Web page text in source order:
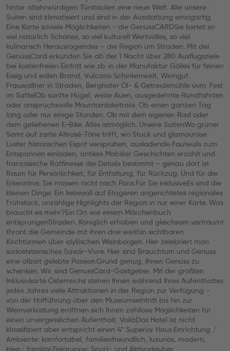
hinter altehrwürdigen Türstöcken eine neue Welt. Alle unsere
Suiten sind klimatisiert und sind in der Ausstattung einzigartig.
Eine Karte soviele Möglichkeiten - die GenussCARDSie bietet so
viel natürlich Schönes, so viel kulturell Wertvolles, so viel
kulinarisch Herausragendes – die Region um Straden. Mit der
GenussCard erkunden Sie ab der 1 Nacht über 280 Ausflugsziele
bei kostenfreien Eintritt wie zb. in der Manufaktur Gölles für feinen
Essig und edlen Brand, Vulcano Schinkenwelt, Weingut
Frauwallner in Straden, Berghofer Öl- & Getreidemühle uvm. Fest
im SattelOb sanfte Hügel, weite Auen, ausgedehnte Rundfahrten
oder anspruchsvolle Mountainbiketrails. Ob einen ganzen Tag
lang oder nur einige Stunden. Ob mit dem eigenen Rad oder
dem geliehenen E-Bike. Alles istmöglich. Unsere SuitenWo grüner
Samt auf zarte Altrosé-Töne trifft, wo Stuck und glamouröse
Luster historischen Esprit versprühen, ausladende Fauteuils zum
Entspannen einladen, antikes Mobiliar Geschichten erzählt und
französische Raffinesse die Details bestimmt – genau dort ist
Raum für Persönlichkeit, für Entfaltung, für Rückzug. Und für die
Erkenntnis: Sie müssen nicht nach Paris.Für Sie inklusiveEs sind die
kleinen Dinge: Ein liebevoll auf Etageren angerichtetes regionales
Frühstück, unzählige Highlights der Region in nur einer Karte. Was
braucht es mehr?Ein Ort wie einem Märchenbuch
entsprungenStraden. Königlich erhaben und gleichsam verträumt
thront die Gemeinde mit ihren drei weithin sichtbaren
Kirchtürmen über idyllischen Weinbergen. Hier zelebriert man
südoststeirisches Savoir-Vivre. Hier sind Brauchtum und Genuss
eine allzeit gelebte Passion.Grund genug, Ihnen Genuss zu
schenken. Wir sind GenussCard-Gastgeber. Mit der größten
Inklusivkarte Österreichs stehen Ihnen während Ihres Aufenthaltes
jedes Jahres viele Attraktionen in der Region zur Verfügung –
von der Hofführung über den Museumseintritt bis hin zur
Weinverkostung eröffnen sich Ihnen zahllose Möglichkeiten für
einen unvergesslichen Aufenthalt. VoilàDas Hotel ist nicht
klassifiziert aber entspricht einen 4* Superior Haus.Einrichtung /
Ambiente: komfortabel, familienfreundlich, luxuriös, modern,
klein/ familiärZielgruppe: Sport- und Aktivurlauber,